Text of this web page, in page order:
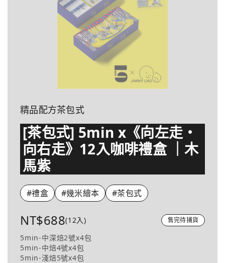
精品配方茶包式
[茶包式] 5min x《向左走・
向右走》12入咖啡禮盒 ｜木
馬紫
#禮盒 #幾米繪本 #茶包式
NT$688(12入) 售完待捕貨
5min-中深焙2號x4包
5min-中焙4號x4包
5min-淺焙5號x4包